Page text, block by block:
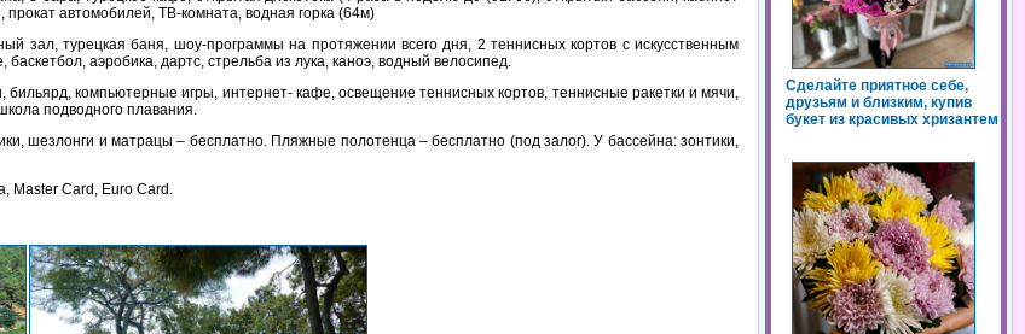
автомобилей, ТВ-комната, водная горка (64м)
зал, турецкая баня, шоу-программы на протяжении всего дня, 2 теннисных кортов с искусственным
аэробика, дартс, стрельба из лука, каноэ, водный велосипед.
бильярд, компьютерные игры, интернет- кафе, освещение теннисных кортов, теннисные ракетки и мячи,
подводного плавания.
шезлонги и матрацы – бесплатно. Пляжные полотенца – бесплатно (под залог). У бассейна: зонтики,
Master Card, Euro Card.
Сделайте приятное себе,
друзьям и близким, купив
букет из красивых хризантем